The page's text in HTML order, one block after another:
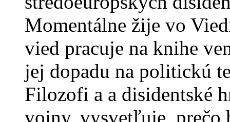
Momentálne žije vo
vied pracuje na knihe
jej dopadu na politickú
Filozofi a a disidentské
vojny, vysvetľuje, prečo